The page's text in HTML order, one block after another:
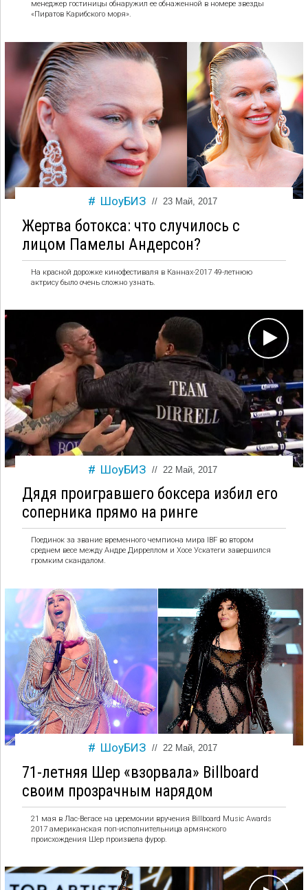
менеджер гостиницы обнаружил ее обнаженной в номере звезды
«Пиратов Карибского моря».
ШоуБИЗ // 23 Май, 2017
Жертва ботокса: что случилось с
лицом Памелы Андерсон?
На красной дорожке кинофестиваля в Каннах-2017 49-летнюю
актрису было очень сложно узнать.
ШоуБИЗ // 22 Май, 2017
Дядя проигравшего боксера избил его
соперника прямо на ринге
Поединок за звание временного чемпиона мира IBF во втором
среднем весе между Андре Дирреллом и Хосе Ускатеги завершился
громким скандалом.
ШоуБИЗ // 22 Май, 2017
71-летняя Шер «взорвала» Billboard
своим прозрачным нарядом
21 мая в Лас-Вегасе на церемонии вручения Billboard Music Awards
2017 американская поп-исполнительница армянского
происхождения Шер произвела фурор.